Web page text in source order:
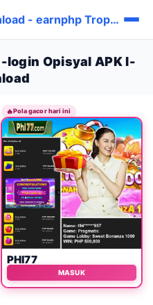
⭐ earnphp Legit Download - earnphp Tropa Pinoy Tipid ✅
login Opisyal APK I-
🔥Pola gacor hari ini
PHI77
MASUK